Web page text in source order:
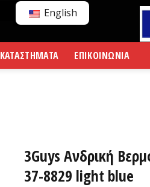
English
ΚΑΤΑΣΤΗΜΑΤΑ ΕΠΙΚΟΙΝΩΝΙΑ
3Guys Ανδρική
37-8829 light blue